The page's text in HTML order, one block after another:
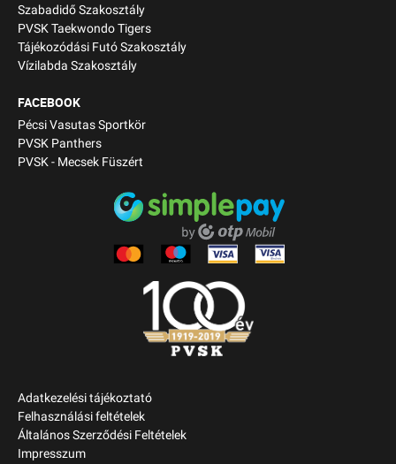
Szabadidő Szakosztály
PVSK Taekwondo Tigers
Tájékozódási Futó Szakosztály
Vízilabda Szakosztály
FACEBOOK
Pécsi Vasutas Sportkör
PVSK Panthers
PVSK - Mecsek Füszért
Adatkezelési tájékoztató
Felhasználási feltételek
Általános Szerződési Feltételek
Impresszum